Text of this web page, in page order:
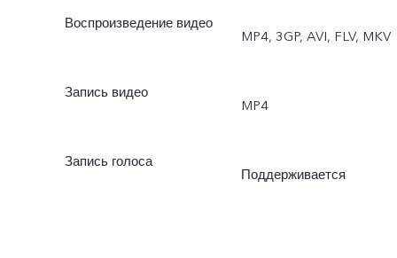
Воспроизведение видео
MP4, 3GP, AVI, FLV, MKV
Запись видео
MP4
Запись голоса
Поддерживается